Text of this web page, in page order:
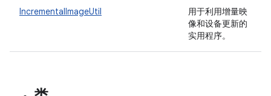
IncrementalImageUtil
用于利用增量映
像和设备更新的
实用程序。